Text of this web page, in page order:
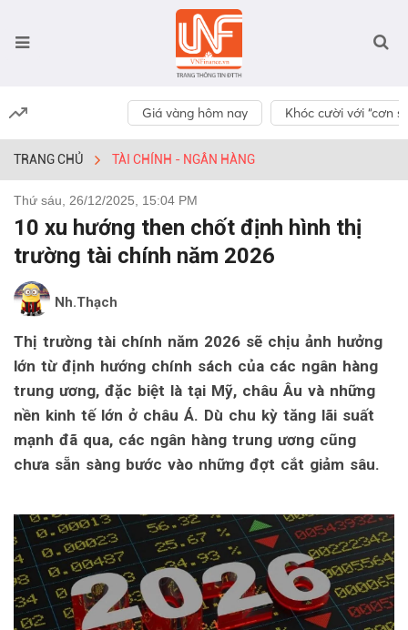
Giá vàng hôm nay Khóc cười với “cơn
TRANG CHỦ TÀI CHÍNH - NGÂN HÀNG
Thứ sáu, 26/12/2025, 15:04 PM
10 xu hướng then chốt định hình thị
trường tài chính năm 2026
Nh.Thạch
Thị trường tài chính năm 2026 sẽ chịu ảnh hưởng
lớn từ định hướng chính sách của các ngân hàng
trung ương, đặc biệt là tại Mỹ, châu Âu và những
nền kinh tế lớn ở châu Á. Dù chu kỳ tăng lãi suất
mạnh đã qua, các ngân hàng trung ương cũng
chưa sẵn sàng bước vào những đợt cắt giảm sâu.